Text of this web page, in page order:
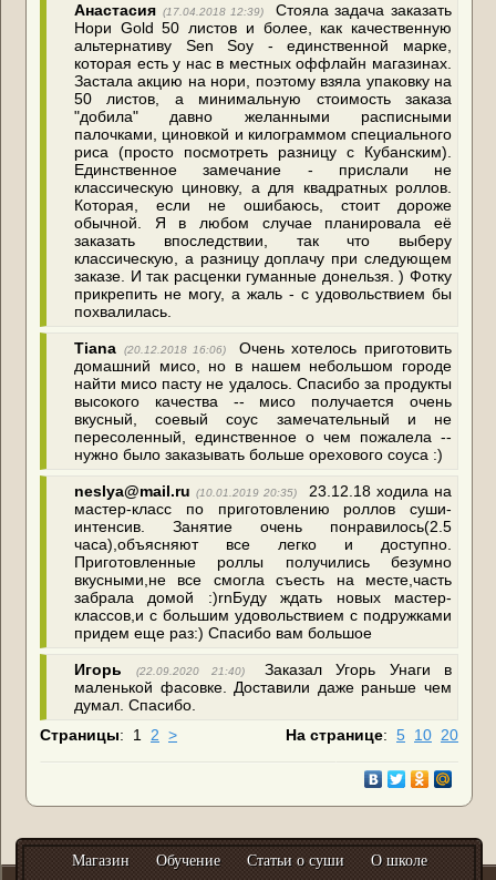
Анастасия (17.04.2018 12:39)
Стояла задача заказать
Нори Gold 50 листов и более, как качественную
альтернативу Sen Soy - единственной марке,
которая есть у нас в местных оффлайн магазинах.
Застала акцию на нори, поэтому взяла упаковку на
50 листов, а минимальную стоимость заказа
"добила" давно желанными расписными
палочками, циновкой и килограммом специального
риса (просто посмотреть разницу с Кубанским).
Единственное замечание - прислали не
классическую циновку, а для квадратных роллов.
Которая, если не ошибаюсь, стоит дороже
обычной. Я в любом случае планировала её
заказать впоследствии, так что выберу
классическую, а разницу доплачу при следующем
заказе. И так расценки гуманные донельзя. ) Фотку
прикрепить не могу, а жаль - с удовольствием бы
похвалилась.
Tiana (20.12.2018 16:06)
Очень хотелось приготовить
домашний мисо, но в нашем небольшом городе
найти мисо пасту не удалось. Спасибо за продукты
высокого качества -- мисо получается очень
вкусный, соевый соус замечательный и не
пересоленный, единственное о чем пожалела --
нужно было заказывать больше орехового соуса :)
neslya@mail.ru (10.01.2019 20:35)
23.12.18 ходила на
мастер-класс по приготовлению роллов суши-
интенсив. Занятие очень понравилось(2.5
часа),объясняют все легко и доступно.
Приготовленные роллы получились безумно
вкусными,не все смогла съесть на месте,часть
забрала домой :)rnБуду ждать новых мастер-
классов,и с большим удовольствием с подружками
придем еще раз:) Спасибо вам большое
Игорь (22.09.2020 21:40)
Заказал Угорь Унаги в
маленькой фасовке. Доставили даже раньше чем
думал. Спасибо.
На странице: 5 10 20
Страницы: 1 2 >
Магазин Обучение Статьи о суши О школе